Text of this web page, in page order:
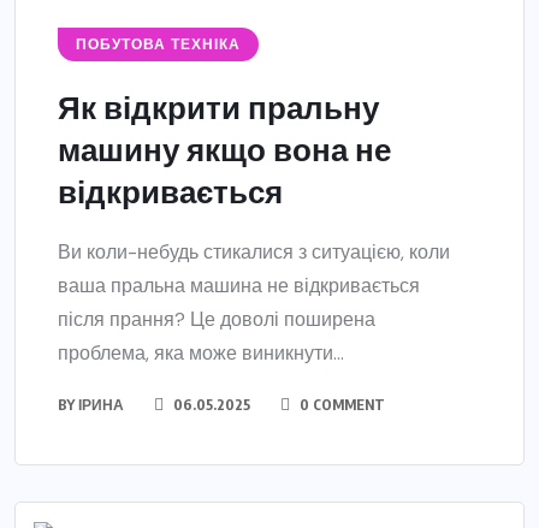
ПОБУТОВА ТЕХНІКА
Як відкрити пральну
машину якщо вона не
відкривається
Ви коли-небудь стикалися з ситуацією, коли
ваша пральна машина не відкривається
після прання? Це доволі поширена
проблема, яка може виникнути...
BYІРИНА 06.05.2025 0 COMMENT